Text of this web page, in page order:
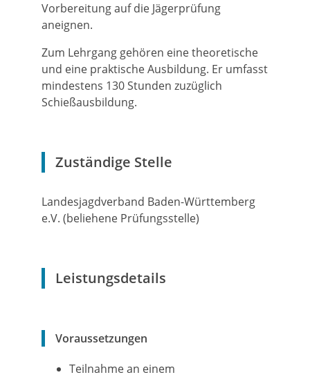
Vorbereitung auf die Jägerprüfung
aneignen.
Zum Lehrgang gehören eine theoretische
und eine praktische Ausbildung. Er umfasst
mindestens 130 Stunden zuzüglich
Schießausbildung.
Zuständige Stelle
Landesjagdverband Baden-Württemberg
e.V. (beliehene Prüfungsstelle)
Leistungsdetails
Voraussetzungen
Teilnahme an einem